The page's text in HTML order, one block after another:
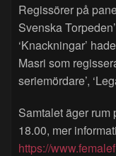
Regissörer på
Svenska
‘Knackningar’
Masri som
seriemördare’,
Samtalet äger rum
18.00, mer
https://